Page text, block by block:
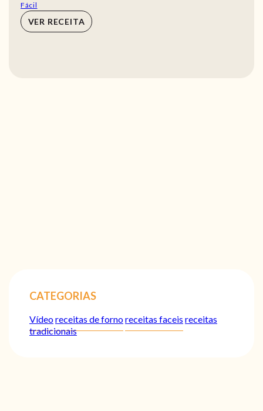
Fácil
VER RECEITA
CATEGORIAS
Vídeoreceitas de fornoreceitas faceis receitas
tradicionais